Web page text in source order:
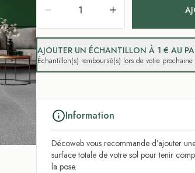
AJOUTER UN ÉCHANTILLON À 1 € AU
Échantillon(s) remboursé(s) lors de votre prochaine
Information
Décoweb vous recommande d’ajouter
surface totale de votre sol pour tenir
la pose.